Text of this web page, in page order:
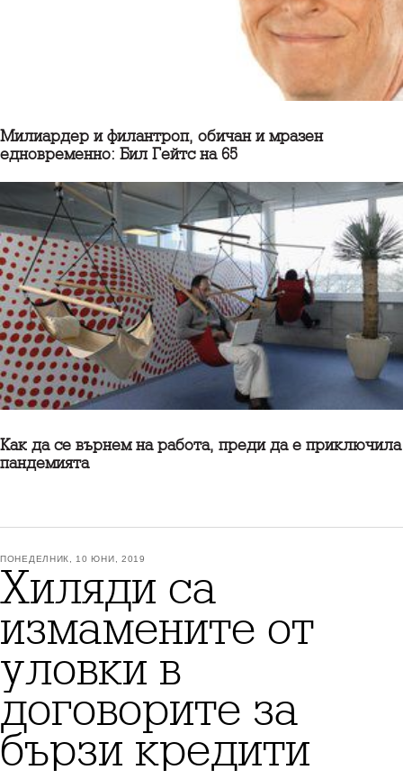
Милиардер и филантроп, обичан и мразен
едновременно: Бил Гейтс на 65
Как да се върнем на работа, преди да е приключила
пандемията
ПОНЕДЕЛНИК, 10 ЮНИ, 2019
Хиляди са
измамените от
уловки в
договорите за
бързи кредити